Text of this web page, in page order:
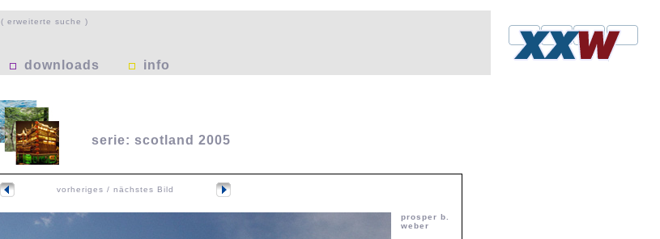
( erweiterte suche )
downloads info
serie: scotland 2005
vorheriges / nächstes Bild
prosper b.
weber